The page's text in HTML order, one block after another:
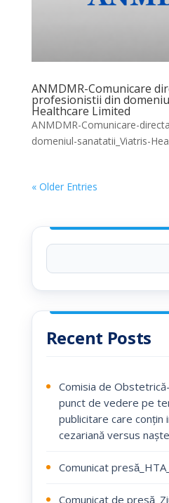
ANMDMR-Comunicare
profesionistii din
Healthcare Limited
ANMDMR-Comunicare-
domeniul-sanatatii_Viatris-
« Older Entries
Recent Posts
Comisia de
punct de vedere pe
publicitare care conțin
cezariană versus
Comunicat
Comunicat de